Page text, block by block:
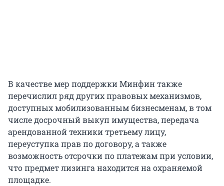
В качестве мер поддержки Минфин также
перечислил ряд других правовых механизмов,
доступных мобилизованным бизнесменам, в том
числе досрочный выкуп имущества, передача
арендованной техники третьему лицу,
переуступка прав по договору, а также
возможность отсрочки по платежам при условии,
что предмет лизинга находится на охраняемой
площадке.